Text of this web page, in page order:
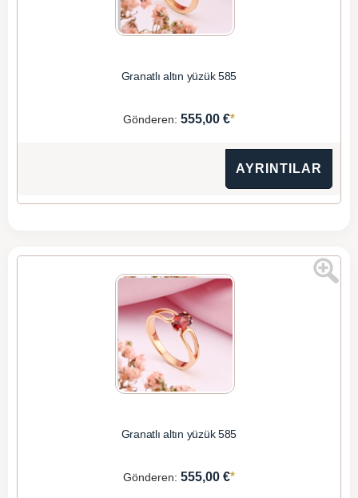
Granatlı altın yüzük 585
Gönderen: 555,00 €*
AYRINTILAR
Granatlı altın yüzük 585
Gönderen: 555,00 €*